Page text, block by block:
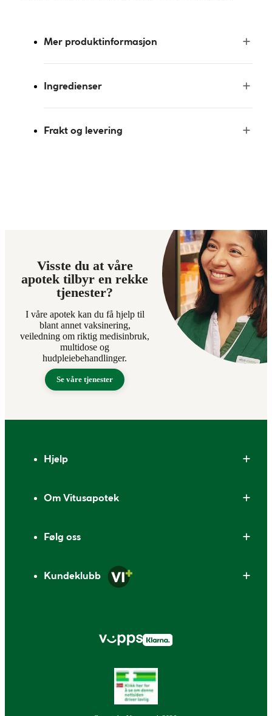
Mer produktinformasjon
Ingredienser
Frakt og levering
Visste du at våre
apotek tilbyr en rekke
tjenester?
I våre apotek kan du få hjelp til
blant annet vaksinering,
veiledning om riktig medisinbruk,
multidose og
hudpleiebehandlinger.
Se våre tjenester
Hjelp
Om Vitusapotek
Følg oss
Kundeklubb